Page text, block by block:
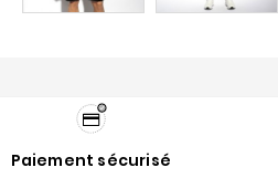
Paiement sécurisé